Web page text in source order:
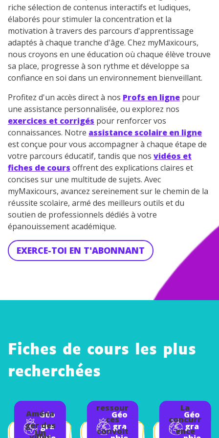
riche sélection de contenus interactifs et ludiques,
élaborés pour stimuler la concentration et la
motivation à travers des parcours d'apprentissage
adaptés à chaque tranche d'âge. Chez myMaxicours,
nous croyons en une éducation où chaque élève trouve
sa place, progresse à son rythme et développe sa
confiance en soi dans un environnement bienveillant.
Profitez d'un accès direct à nos Profs en ligne pour
une assistance personnalisée, ou explorez nos
exercices et corrigés pour renforcer vos
connaissances. Notre assistance scolaire en ligne
est conçue pour vous accompagner à chaque étape de
votre parcours éducatif, tandis que nos vidéos et
fiches de cours offrent des explications claires et
concises sur une multitude de sujets. Avec
myMaxicours, avancez sereinement sur le chemin de la
réussite scolaire, armé des meilleurs outils et du
soutien de professionnels dédiés à votre
épanouissement académique.
EXERCE-TOI EN T'ABONNANT
Fiches de cours les plus
recherchées
Géo
gra
Aména
ger des
Un
Géo
gra
ressour
ces
convoit
Géo
gra
La
concurr
ence